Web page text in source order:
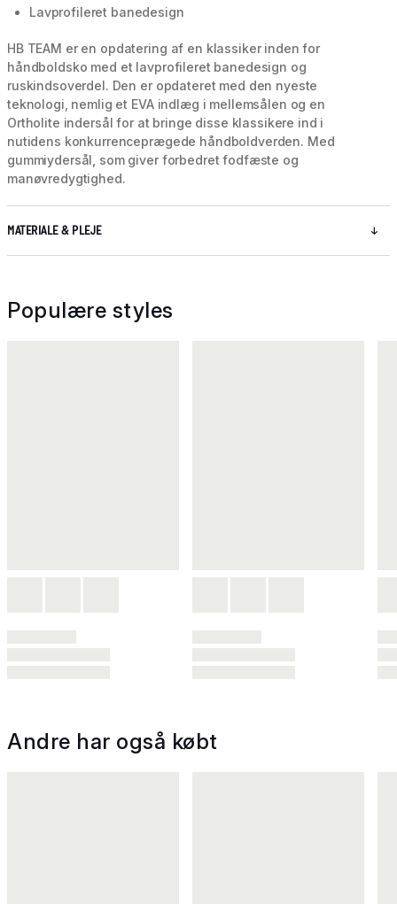
Lavprofileret banedesign
HB TEAM er en opdatering af en klassiker inden for
håndboldsko med et lavprofileret banedesign og
ruskindsoverdel. Den er opdateret med den nyeste
teknologi, nemlig et EVA indlæg i mellemsålen og en
Ortholite indersål for at bringe disse klassikere ind i
nutidens konkurrenceprægede håndboldverden. Med
gummiydersål, som giver forbedret fodfæste og
manøvredygtighed.
MATERIALE & PLEJE
Populære styles
Andre har også købt